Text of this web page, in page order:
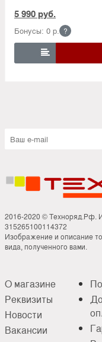
5 990 руб.
Бонусы: 0 р. ?

2016-2020 ©
315265100114372
Изображение и описание
вида, полученного вами.
О магазине
Реквизиты
Новости
Вакансии